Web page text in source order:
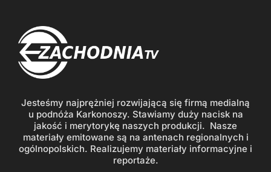
Jesteśmy najprężniej rozwijającą się firmą medialną
u podnóża Karkonoszy. Stawiamy duży nacisk na
jakość i merytorykę naszych produkcji. Nasze
materiały emitowane są na antenach regionalnych i
ogólnopolskich. Realizujemy materiały informacyjne i
reportaże.